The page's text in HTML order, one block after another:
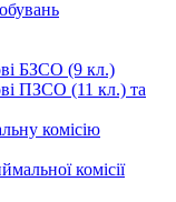
БЗСО (9 кл.)
ПЗСО (11 кл.) та
комісію
комісії